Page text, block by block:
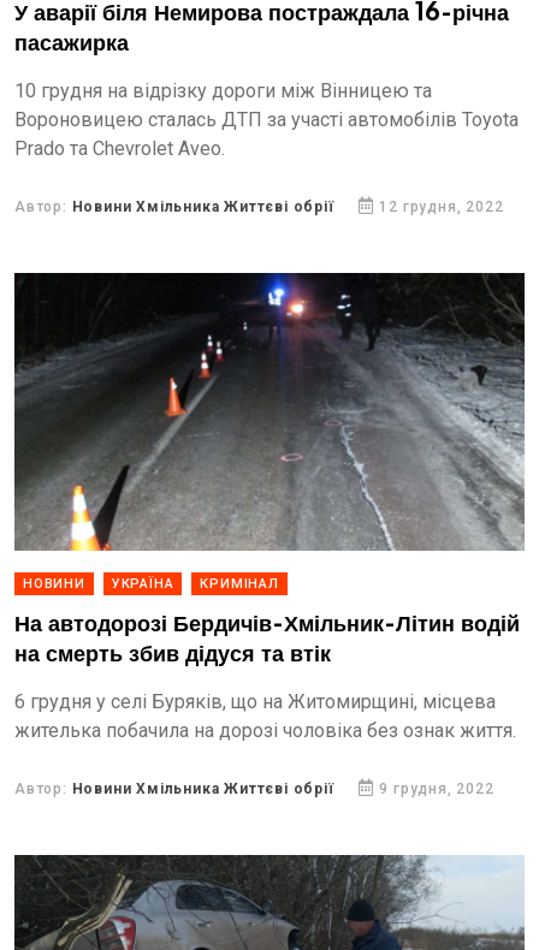
У аварії біля Немирова постраждала 16-річна
пасажирка
10 грудня на відрізку дороги між Вінницею та
Вороновицею сталась ДТП за участі автомобілів Toyota
Prado та Chevrolet Aveo.
Автор: Новини Хмільника Життєві обрії 12 грудня, 2022
НОВИНИ УКРАЇНА КРИМІНАЛ
На автодорозі Бердичів-Хмільник-Літин водій
на смерть збив дідуся та втік
6 грудня у селі Буряків, що на Житомирщині, місцева
жителька побачила на дорозі чоловіка без ознак життя.
Автор: Новини Хмільника Життєві обрії 9 грудня, 2022